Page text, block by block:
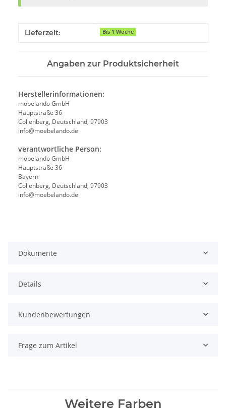
Produkteigenschaft
Wert
Lieferzeit: Bis 1 Woche
Angaben zur Produktsicherheit
Herstellerinformationen:
möbelando GmbH
Hauptstraße 36
Collenberg, Deutschland, 97903
info@moebelando.de
verantwortliche Person:
möbelando GmbH
Hauptstraße 36
Bayern
Collenberg, Deutschland, 97903
info@moebelando.de
Dokumente
Details
Kundenbewertungen
Frage zum Artikel
Weitere Farben